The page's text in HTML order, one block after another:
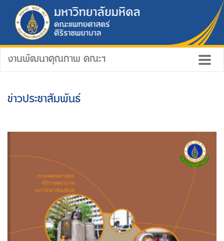
งานพัฒนาคุณภาพ คณะฯ
ข่าวประชาสัมพันธ์